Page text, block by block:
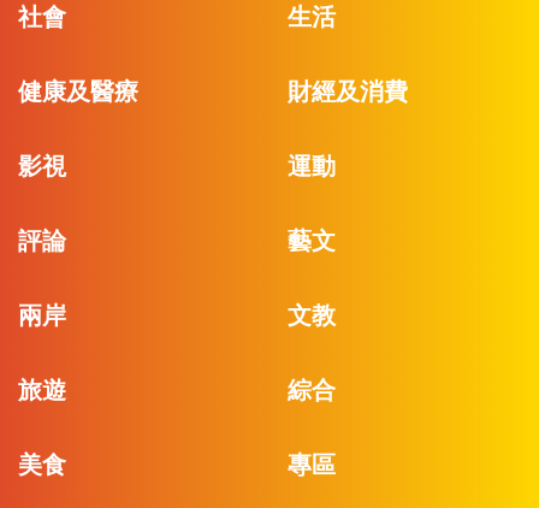
社會 生活
健康及醫療 財經及消費
影視 運動
評論 藝文
兩岸 文教
旅遊 綜合
美食 專區